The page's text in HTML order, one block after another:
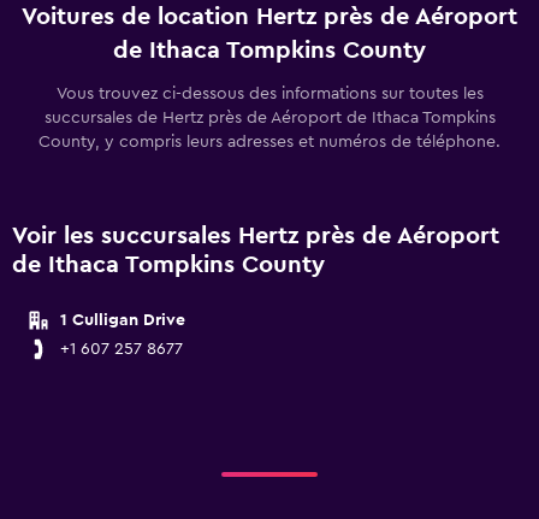
Voitures de location Hertz près de Aéroport
de Ithaca Tompkins County
Vous trouvez ci-dessous des informations sur toutes les
succursales de Hertz près de Aéroport de Ithaca Tompkins
County, y compris leurs adresses et numéros de téléphone.
Voir les succursales Hertz près de Aéroport
de Ithaca Tompkins County
1 Culligan Drive
+1 607 257 8677